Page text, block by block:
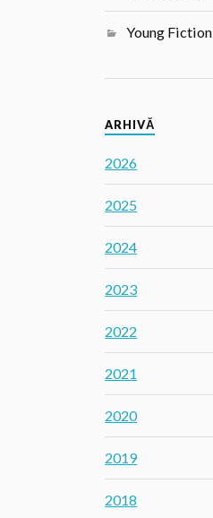
Young Fiction
ARHIVĂ
2026
2025
2024
2023
2022
2021
2020
2019
2018